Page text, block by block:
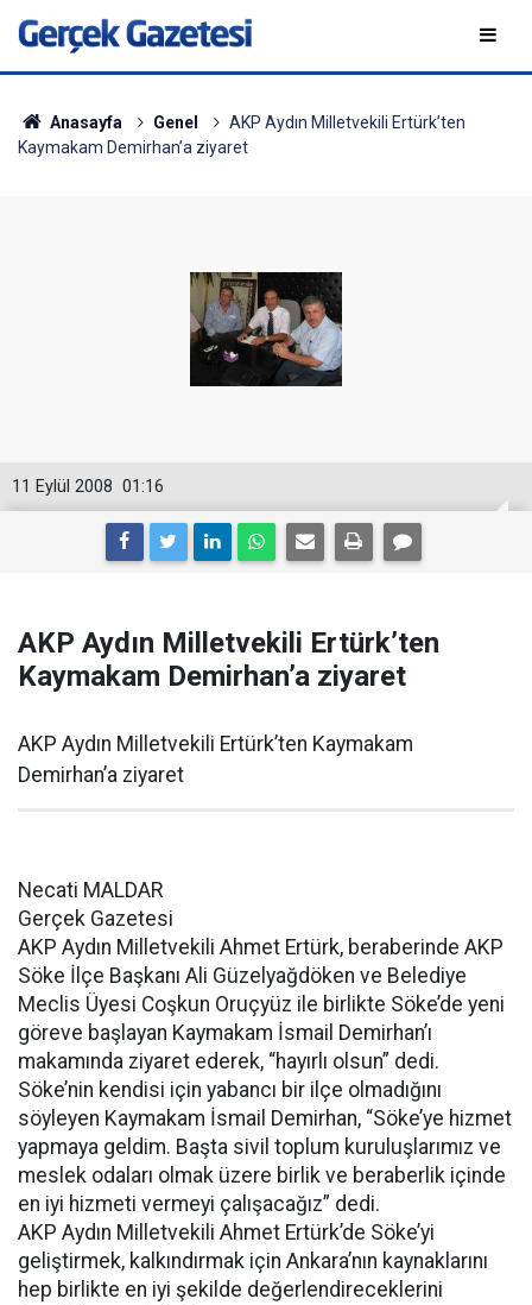
Anasayfa Genel
AKP Aydın Milletvekili Ertürk’ten
Kaymakam Demirhan’a ziyaret
01:16
11 Eylül 2008
AKP Aydın Milletvekili Ertürk’ten
Kaymakam Demirhan’a ziyaret
AKP Aydın Milletvekili Ertürk’ten Kaymakam
Demirhan’a ziyaret
Necati MALDAR
Gerçek Gazetesi
AKP Aydın Milletvekili Ahmet Ertürk, beraberinde AKP
Söke İlçe Başkanı Ali Güzelyağdöken ve Belediye
Meclis Üyesi Coşkun Oruçyüz ile birlikte Söke’de yeni
göreve başlayan Kaymakam İsmail Demirhan’ı
makamında ziyaret ederek, “hayırlı olsun” dedi.
Söke’nin kendisi için yabancı bir ilçe olmadığını
söyleyen Kaymakam İsmail Demirhan, “Söke’ye hizmet
yapmaya geldim. Başta sivil toplum kuruluşlarımız ve
meslek odaları olmak üzere birlik ve beraberlik içinde
en iyi hizmeti vermeyi çalışacağız” dedi.
AKP Aydın Milletvekili Ahmet Ertürk’de Söke’yi
geliştirmek, kalkındırmak için Ankara’nın kaynaklarını
hep birlikte en iyi şekilde değerlendireceklerini